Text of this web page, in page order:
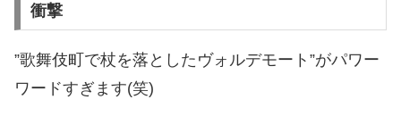
衝撃
”歌舞伎町で杖を落としたヴォルデモート”がパワー
ワードすぎます(笑)